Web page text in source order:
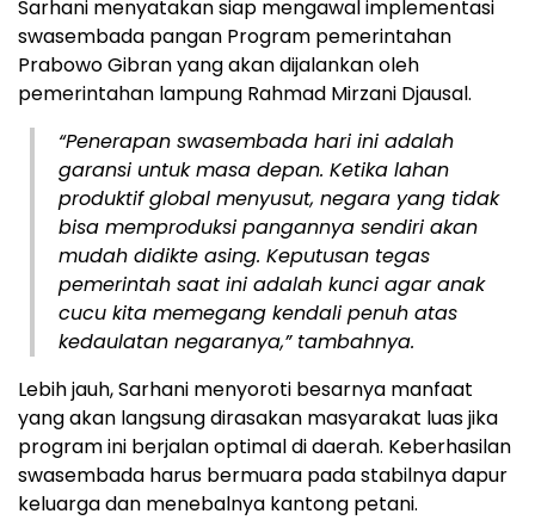
Sarhani menyatakan siap mengawal implementasi
swasembada pangan Program pemerintahan
Prabowo Gibran yang akan dijalankan oleh
pemerintahan lampung Rahmad Mirzani Djausal.
“Penerapan swasembada hari ini adalah
garansi untuk masa depan. Ketika lahan
produktif global menyusut, negara yang tidak
bisa memproduksi pangannya sendiri akan
mudah didikte asing. Keputusan tegas
pemerintah saat ini adalah kunci agar anak
cucu kita memegang kendali penuh atas
kedaulatan negaranya,” tambahnya.
Lebih jauh, Sarhani menyoroti besarnya manfaat
yang akan langsung dirasakan masyarakat luas jika
program ini berjalan optimal di daerah. Keberhasilan
swasembada harus bermuara pada stabilnya dapur
keluarga dan menebalnya kantong petani.